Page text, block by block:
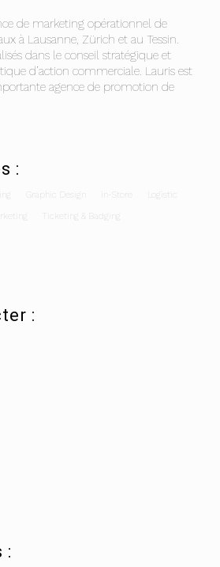
de marketing opérationnel de
à Lausanne, Zürich et au Tessin.
dans le conseil stratégique et
d’action commerciale. Lauris est
agence de promotion de
:
Graphic Design In-Store Logistic
Ticketing & Badging
:
: